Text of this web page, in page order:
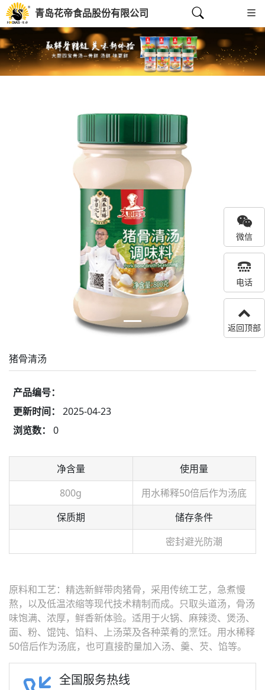
青岛花帝食品股份有限公司
Next
猪骨清汤
产品编号：
更新时间：
2025-04-23
浏览数：
0
净含量
800g
使用量
用水稀释50倍后作为汤底
保质期
储存条件
密封避光防潮
原料和工艺：精选新鲜带肉猪骨，采用传统工艺，急煮慢
熬，以及低温浓缩等现代技术精制而成。只取头道汤，骨汤
味饱满、浓厚，鲜香新体验。适用于火锅、麻辣烫、煲汤、
面、粉、馄饨、馅料、上汤菜及各种菜肴的烹饪。用水稀释
50倍后作为汤底，也可直接酌量加入汤、羹、芡、馅等。
全国服务热线
微信
电话
返回顶部